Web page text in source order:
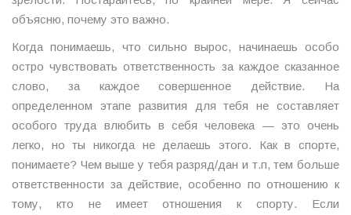
объясню, почему это важно.
Когда понимаешь, что сильно вырос, начинаешь особо
остро чувствовать ответственность за каждое сказанное
слово, за каждое совершенное действие. На
определенном этапе развития для тебя не составляет
особого труда влюбить в себя человека — это очень
легко, но ты никогда не делаешь этого. Как в спорте,
понимаете? Чем выше у тебя разряд/дан и т.п, тем больше
ответственности за действие, особенно по отношению к
тому, кто не имеет отношения к спорту. Если